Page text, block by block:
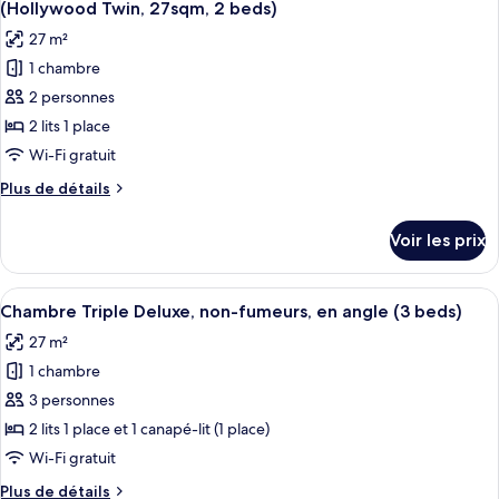
(Superior
Double,
20sqm)
Chambre
Double
Exécutive,
non-
fumeurs
(Superior
20sqm)
les
photos
pour
ce
type
de
chambre :
Chambre
avec
lits
jumeaux,
non-
fumeurs,
en
angle
(Hollywood
Twin,
27sqm,
(Hollywood Twin, 27sqm, 2 beds)
27 m²
1 chambre
2 personnes
2 lits 1 place
Wi-Fi gratuit
Plus de détails
Plus
le
type
de
Chambre
Deluxe
lits
jumeaux,
non-
fumeurs,
en
Voir les prix
Afficher
toutes
les
photos
pour
ce
type
Une chambre d’hôtel avec deux
18
Chambre Triple Deluxe, non-fumeurs, en angle (3 beds)
27 m²
1 chambre
3 personnes
2 lits 1 place et 1 canapé-lit (1 place)
Wi-Fi gratuit
Plus de détails
Plus